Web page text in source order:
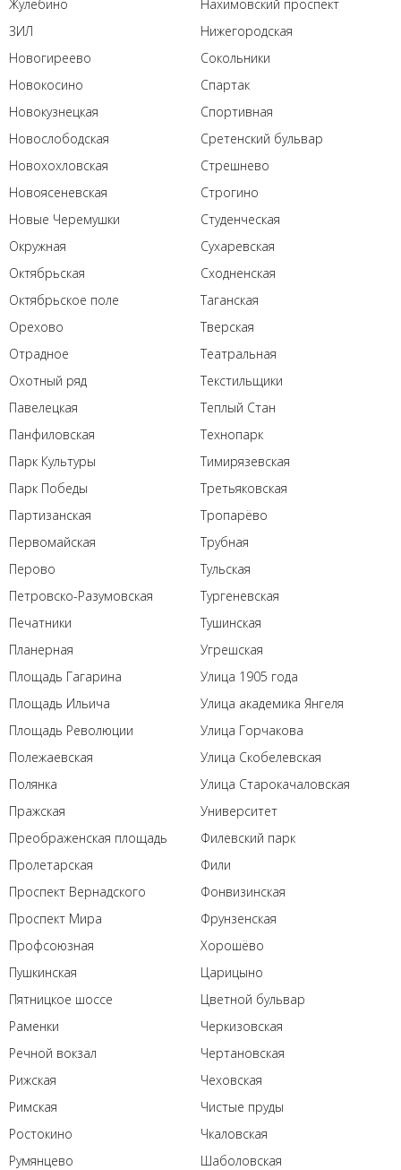
Жулебино
ЗИЛ
Нахимовский проспект
Нижегородская
Новогиреево
Новокосино
Новокузнецкая
Новослободская
Новохохловская
Новоясеневская
Новые Черемушки
Окружная
Октябрьская
Октябрьское поле
Орехово
Отрадное
Охотный ряд
Павелецкая
Панфиловская
Парк Культуры
Парк Победы
Партизанская
Первомайская
Перово
Петровско-Разумовская
Печатники
Планерная
Площадь Гагарина
Площадь Ильича
Площадь Революции
Полежаевская
Полянка
Пражская
Преображенская площадь
Пролетарская
Проспект Вернадского
Проспект Мира
Профсоюзная
Пушкинская
Пятницкое шоссе
Раменки
Речной вокзал
Рижская
Римская
Ростокино
Румянцево
Сокольники
Спартак
Спортивная
Сретенский бульвар
Стрешнево
Строгино
Студенческая
Сухаревская
Сходненская
Таганская
Тверская
Театральная
Текстильщики
Теплый Стан
Технопарк
Тимирязевская
Третьяковская
Тропарёво
Трубная
Тульская
Тургеневская
Тушинская
Угрешская
Улица 1905 года
Улица академика Янгеля
Улица Горчакова
Улица Скобелевская
Улица Старокачаловская
Университет
Филевский парк
Фили
Фонвизинская
Фрунзенская
Хорошёво
Царицыно
Цветной бульвар
Черкизовская
Чертановская
Чеховская
Чистые пруды
Чкаловская
Шаболовская